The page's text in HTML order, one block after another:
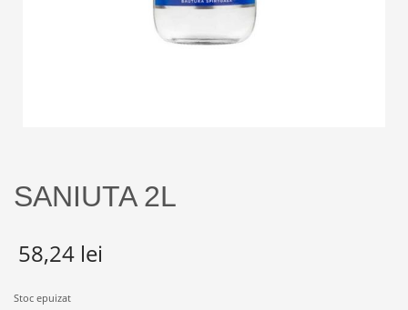
SANIUTA 2L
58,24 lei
Stoc epuizat